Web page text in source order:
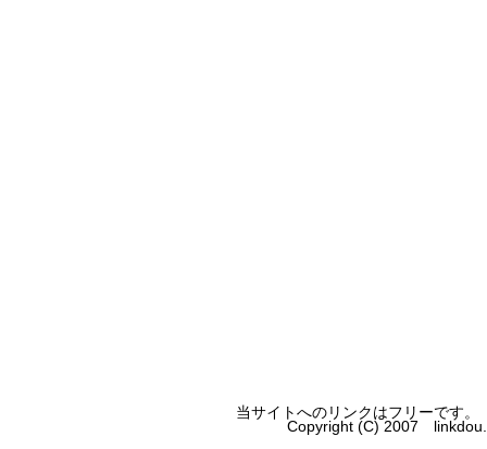
当サイトへのリンクはフリーです
Copyright (C) 2007